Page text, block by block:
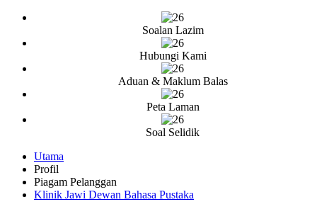
Soalan Lazim
Hubungi Kami
Aduan & Maklum Balas
Peta Laman
Soal Selidik
Utama
Profil
Piagam Pelanggan
Klinik Jawi Dewan Bahasa Pustaka